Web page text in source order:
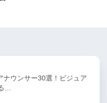
ナウンサー30選！ビジュア
…